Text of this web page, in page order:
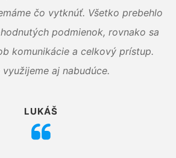
čo vytknúť. Všetko prebehlo
podmienok, rovnako sa
komunikácie a celkový prístup.
aj nabudúce.
LUKÁŠ